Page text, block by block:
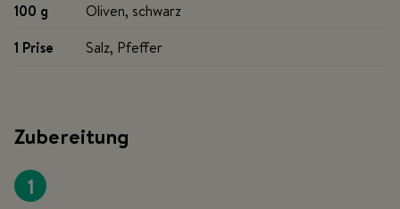
100 g
Oliven, schwarz
1 Prise
Salz, Pfeffer
Zubereitung
1